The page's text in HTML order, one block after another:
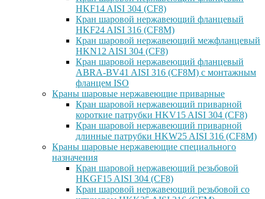
HKF14 AISI 304 (CF8)
Кран шаровой нержавеющий фланцевый
HKF24 AISI 316 (CF8M)
Кран шаровой нержавеющий межфланцевый
HKN12 AISI 304 (CF8)
Кран шаровой нержавеющий фланцевый
ABRA-BV41 AISI 316 (CF8M) с монтажным
фланцем ISO
Краны шаровые нержавеющие приварные
Кран шаровой нержавеющий приварной
короткие патрубки HKV15 AISI 304 (CF8)
Кран шаровой нержавеющий приварной
длинные патрубки HKW25 AISI 316 (CF8M)
Краны шаровые нержавеющие специального
назначения
Кран шаровой нержавеющий резьбовой
HKGF15 AISI 304 (CF8)
Кран шаровой нержавеющий резьбовой со